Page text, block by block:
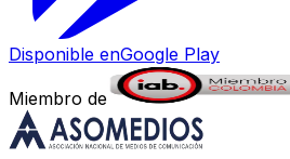
Disponible enGoogle Play
Miembro de